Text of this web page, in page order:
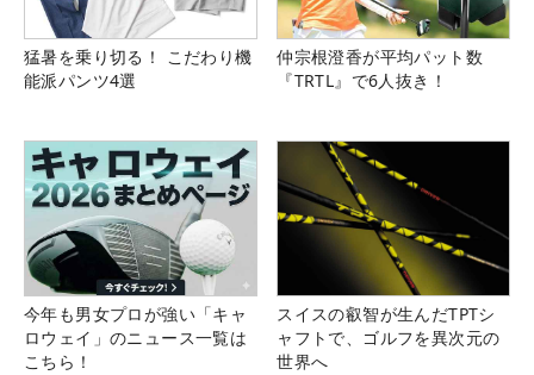
猛暑を乗り切る！ こだわり機
能派パンツ4選
仲宗根澄香が平均パット数
『TRTL』で6人抜き！
今年も男女プロが強い「キャ
ロウェイ」のニュース一覧は
こちら！
スイスの叡智が生んだTPTシ
ャフトで、ゴルフを異次元の
世界へ